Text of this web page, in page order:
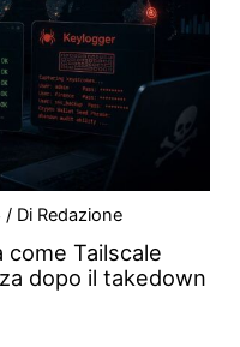
/ Di Redazione
Tailscale
dopo il takedown